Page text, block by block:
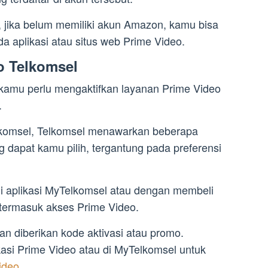
jika belum memiliki akun Amazon, kamu bisa
aplikasi atau situs web Prime Video.
Telkomsel
perlu mengaktifkan layanan Prime Video
Telkomsel menawarkan beberapa
dapat kamu pilih, tergantung pada preferensi
MyTelkomsel atau dengan membeli
akses Prime Video.
diberikan kode aktivasi atau promo.
Prime Video atau di MyTelkomsel untuk